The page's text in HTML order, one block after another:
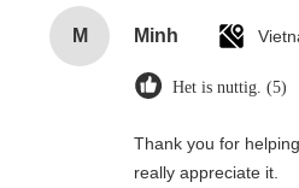
M Minh
Het is nuttig. (5)
Thank you for
really appreciate it.